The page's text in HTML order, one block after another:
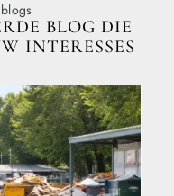
BLOG DIE
INTERESSES